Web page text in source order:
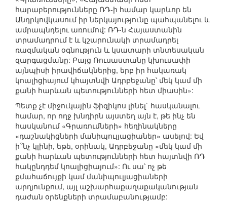
հարաբերությունները ՌԴ-ի համար կարևոր են
Անդրկովկասում իր ներկայությունը պահպանելու և
ամրապնդելու առումով: ՌԴ-ն Հայաստանին
տրամադրում է և կշարունակի տրամադրել
ռազմական օգնություն և կսատարի տնտեսական
զարգացմանը: Բայց Ռուսաստանը կխուսափի
այնպիսի իրավիճակներից, երբ իր հակառակ
կոալիցիայում կհայտնվի Ադրբեջանը՝ մեկ կամ մի
քանի հարևան պետությունների հետ միասին»:
Պետք չէ միջուկային ֆիզիկոս լինել` հասկանալու
համար, որ ողջ խնդիրն այստեղ այն է, թե ինչ են
հասկանում «Գրառումների» հեղինակները
«դաշնակիցների մանիպուլյացիաներ» ասելով: Եվ
ի՞նչ կլինի, եթե, օրինակ, Ադրբեջանը «մեկ կամ մի
քանի հարևան պետությունների հետ հայտնվի ՌԴ
հակընդդեմ կոալիցիայում»: Ու սա՝ ոչ թե
քմահաճույքի կամ մանիպուլյացիաների
արդյունքում, այլ աշխարհաքաղաքականության
դաժան օրենքների տրամաբանությամբ: